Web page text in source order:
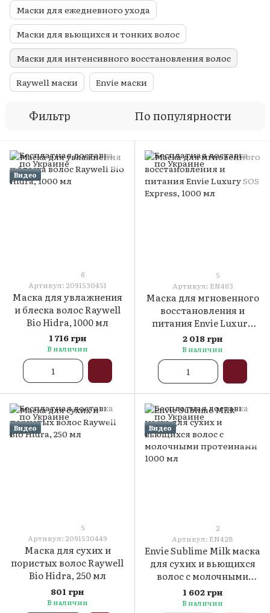
Маски для ежедневного ухода
Маски для вьющихся и тонких волос
Маски для интенсивного восстановления волос
Raywell маски
Envie маски
Фильтр По популярности
Видео
6
Артикул: 2091530451
Маска для увлажнения
и блеска волос Raywell
Bio Hidra, 1000 мл
1 716 грн
В наличии
5
Артикул: EN463
Маска для мгновенного
восстановления и
питания Envie Luxury
SOS Express, 1000 мл
2 018 грн
В наличии
Видео
5
Артикул: 2091530449
Маска для сухих и
пористых волос Raywell
Bio Hidra, 250 мл
801 грн
В наличии
Видео
2
Артикул: EN428
Envie Sublime Milk маска
для сухих и вьющихся
волос с молочными
протеинами 1000 мл
1 602 грн
В наличии